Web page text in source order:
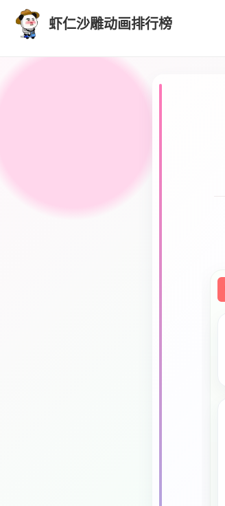
虾仁沙雕动画排行榜